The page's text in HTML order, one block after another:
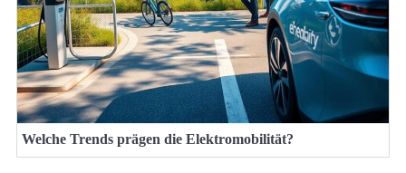
Welche Trends prägen die Elektromobilität?